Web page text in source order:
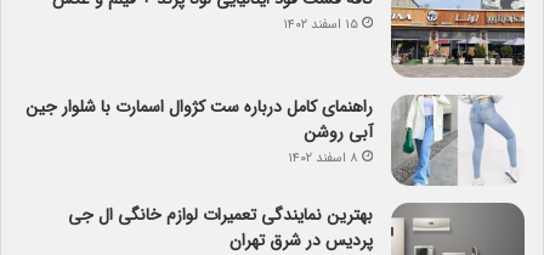
۱۵ اسفند ۱۴۰۲
راهنمای کامل درباره ست کژوال اسمارت با شلوار جین
آبی روشن
۸ اسفند ۱۴۰۲
بهترین نمایندگی تعمیرات لوازم خانگی ال جی
پردیس در شرق تهران